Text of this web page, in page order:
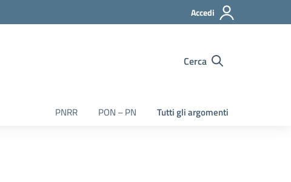
Accedi
Cerca
PNRR PON – PN Tutti gli argomenti